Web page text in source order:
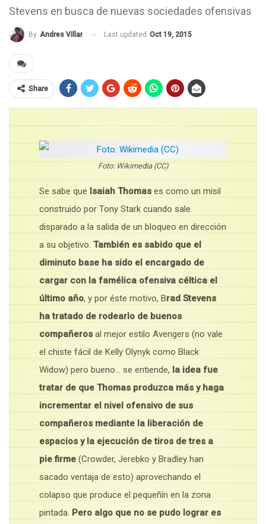
Stevens en busca de nuevas sociedades ofensivas
By Andres Villar Last updated Oct 19, 2015
Share
Foto: Wikimedia (CC)
Se sabe que Isaiah Thomas es como un misil
construido por Tony Stark cuando sale
disparado a la salida de un bloqueo en dirección
a su objetivo. También es sabido que el
diminuto base ha sido el encargado de
cargar con la famélica ofensiva céltica el
último año, y por éste motivo, Brad Stevens
ha tratado de rodearlo de buenos
compañeros al mejor estilo Avengers (no vale
el chiste fácil de Kelly Olynyk como Black
Widow) pero bueno… se entiende, la idea fue
tratar de que Thomas produzca más y haga
incrementar el nivel ofensivo de sus
compañeros mediante la liberación de
espacios y la ejecución de tiros de tres a
pie firme (Crowder, Jerebko y Bradley han
sacado ventaja de esto) aprovechando el
colapso que produce el pequeñín en la zona
pintada. Pero algo que no se pudo lograr es